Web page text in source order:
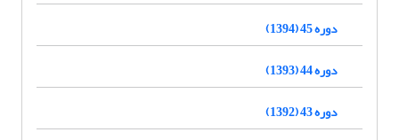
دوره 45 (1394)
دوره 44 (1393)
دوره 43 (1392)